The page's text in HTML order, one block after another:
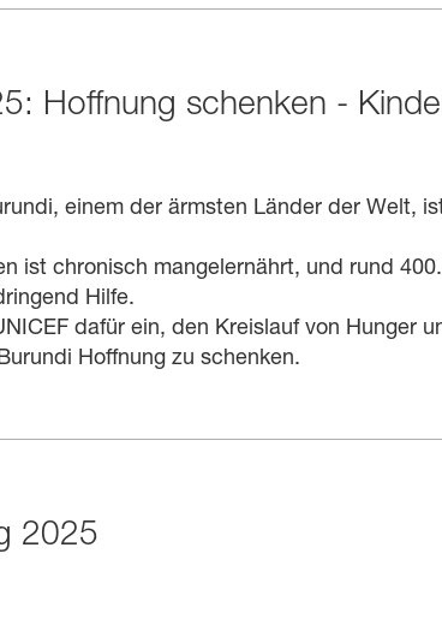
Hoffnung schenken -
einem der ärmsten Länder der Welt,
ist chronisch mangelernährt, und rund
Hilfe.
dafür ein, den Kreislauf von Hunger
Hoffnung zu schenken.
2025